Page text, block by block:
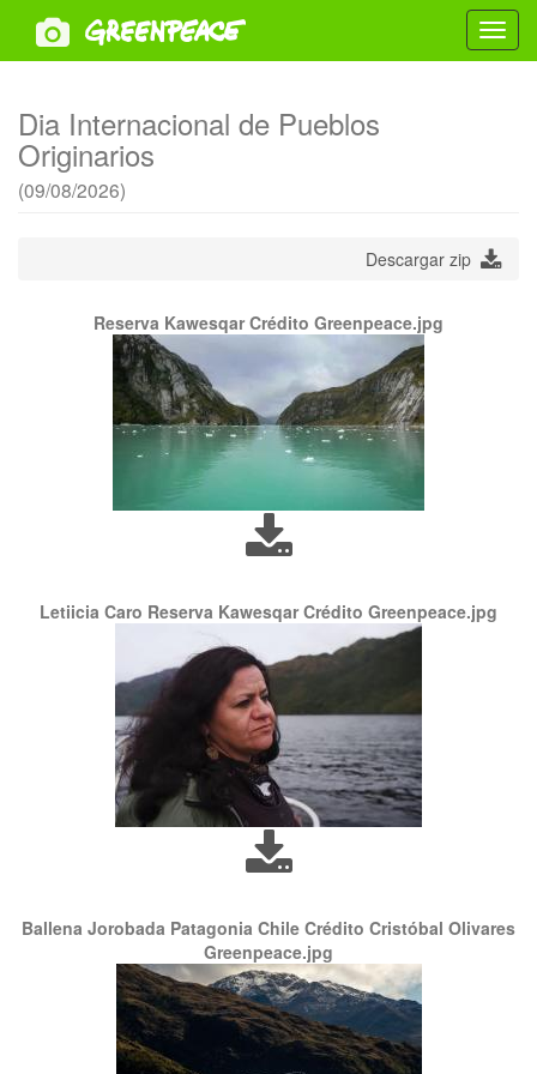
Dia Internacional de Pueblos
Originarios
(09/08/2026)
Descargar zip
Reserva Kawesqar Crédito Greenpeace.jpg
Letiicia Caro Reserva Kawesqar Crédito Greenpeace.jpg
Ballena Jorobada Patagonia Chile Crédito Cristóbal Olivares
Greenpeace.jpg